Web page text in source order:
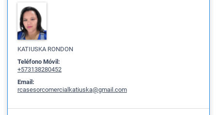
KATIUSKA RONDON
Teléfono Móvil:
+573138280452
Email:
rcasesorcomercialkatiuska@gmail.com